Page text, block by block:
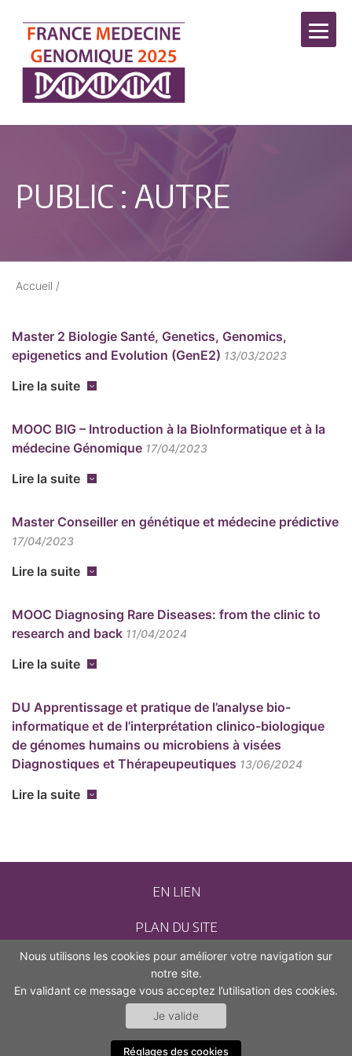
PUBLIC : AUTRE
Accueil /
Master 2 Biologie Santé, Genetics, Genomics,
epigenetics and Evolution (GenE2) 13/03/2023
Lire la suite
MOOC BIG – Introduction à la BioInformatique et à la
médecine Génomique 17/04/2023
Lire la suite
Master Conseiller en génétique et médecine prédictive
17/04/2023
Lire la suite
MOOC Diagnosing Rare Diseases: from the clinic to
research and back 11/04/2024
Lire la suite
DU Apprentissage et pratique de l’analyse bio-
informatique et de l’interprétation clinico-biologique
de génomes humains ou microbiens à visées
Diagnostiques et Thérapeupeutiques 13/06/2024
Lire la suite
EN LIEN
PLAN DU SITE
CONTACT
MENTIONS LÉGALES
ACCESSIBILITÉ (NON CONFORME)
Nous utilisons les cookies pour améliorer votre navigation sur
notre site.
En validant ce message vous acceptez l’utilisation des cookies.
Je valide
Réglages des cookies